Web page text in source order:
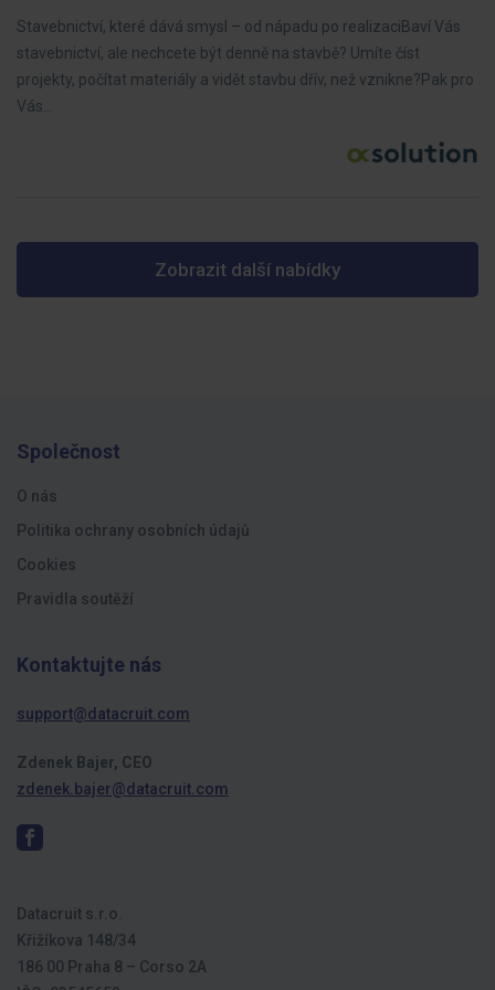
Stavebnictví, které dává smysl – od nápadu po realizaciBaví Vás
stavebnictví, ale nechcete být denně na stavbě? Umíte číst
projekty, počítat materiály a vidět stavbu dřív, než vznikne?Pak pro
Vás…
Zobrazit další nabídky
Společnost
O nás
Politika ochrany osobních údajů
Cookies
Pravidla soutěží
Kontaktujte nás
support@datacruit.com
Zdenek Bajer, CEO
zdenek.bajer@datacruit.com
Datacruit s.r.o.
Křižíkova 148/34
186 00 Praha 8 – Corso 2A